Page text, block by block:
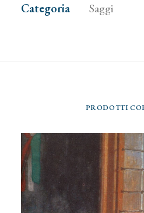
Categoria
Saggi
PRODOTTI